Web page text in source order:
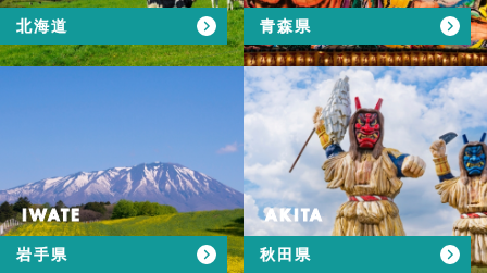
北海道 青森県
IWATE
岩手県
AKITA
秋田県